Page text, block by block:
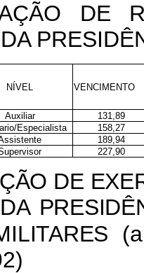
DE
NÍVEL VENCIMENTO
Auxiliar
131,89
Especialista
158,27
189,94
227,90
DE